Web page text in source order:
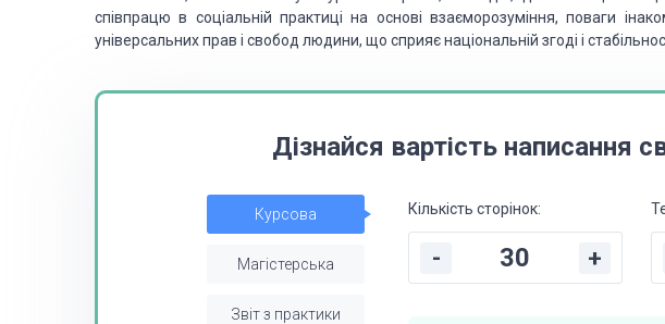
співпрацю в соціальній практиці на основі взаєморозуміння, поваги
універсальних прав і свобод людини, що сприяє національній згоді і
Дізнайся вартість написання
Курсова
Магістерська
Звіт з практики
Кількість сторінок:
- +